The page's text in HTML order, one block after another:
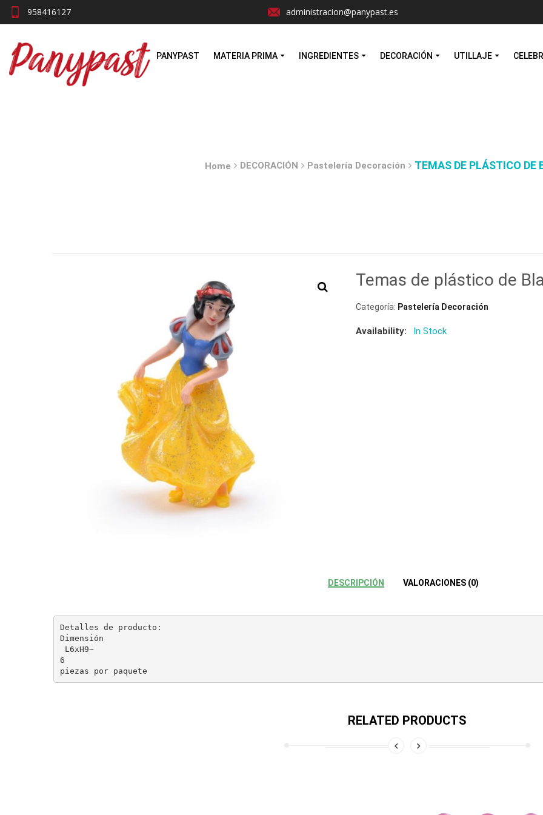
958416127 administracion@panypast.es
PANYPAST MATERIA PRIMA INGREDIENTES DECORACIÓN UTILLAJE
Home DECORACIÓN Pastelería Decoración TEMAS DE PLÁSTICO DE
Temas de plástico de
Categoría: Pastelería Decoración
Availability: In Stock
DESCRIPCIÓN VALORACIONES (0)
Detalles de producto:
Dimensión
L6xH9~
6
piezas por paquete
RELATED PRODUCTS